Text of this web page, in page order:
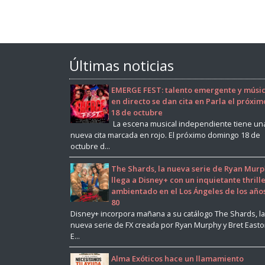
Últimas noticias
EMERGE FEST: talento emergente y
en directo se dan cita en Parla el
18 de octubre
La escena musical independiente tiene
nueva cita marcada en rojo. El próximo domingo 18 de
octubre d...
The Shards, la nueva serie de Ryan
llega a Disney+ con un inquietante
ambientado en el Los Ángeles de los
80
Disney+ incorpora mañana a su catálogo The Shards, la
nueva serie de FX creada por Ryan Murphy y Bret
E...
Alma Exóticos hace un llamamiento